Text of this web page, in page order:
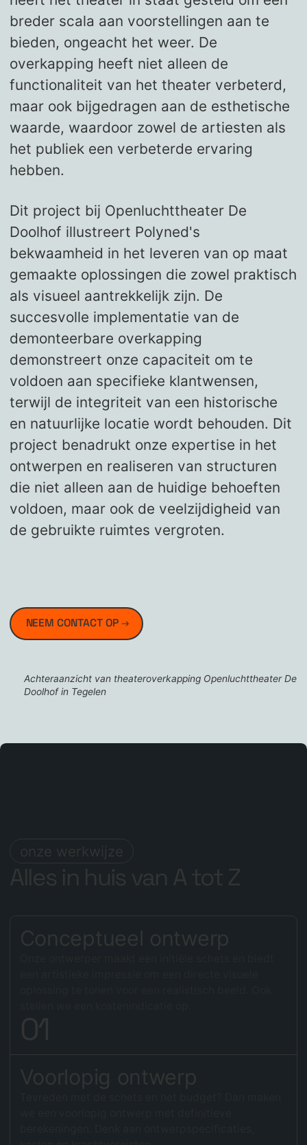
breder scala aan voorstellingen aan te
bieden, ongeacht het weer. De
overkapping heeft niet alleen de
functionaliteit van het theater verbeterd,
maar ook bijgedragen aan de esthetische
waarde, waardoor zowel de artiesten als
het publiek een verbeterde ervaring
hebben.
Dit project bij Openluchttheater De
Doolhof illustreert Polyned's
bekwaamheid in het leveren van op maat
gemaakte oplossingen die zowel praktisch
als visueel aantrekkelijk zijn. De
succesvolle implementatie van de
demonteerbare overkapping
demonstreert onze capaciteit om te
voldoen aan specifieke klantwensen,
terwijl de integriteit van een historische
en natuurlijke locatie wordt behouden. Dit
project benadrukt onze expertise in het
ontwerpen en realiseren van structuren
die niet alleen aan de huidige behoeften
voldoen, maar ook de veelzijdigheid van
de gebruikte ruimtes vergroten.
NEEM CONTACT OP
Achteraanzicht van theateroverkapping Openluchttheater De
Doolhof in Tegelen
onze werkwijze
Alles in huis van A tot Z
Conceptueel ontwerp
01
Voorlopig ontwerp